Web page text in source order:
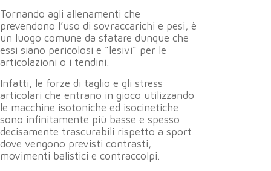
Tornando agli allenamenti che
prevendono l’uso di sovraccarichi e pesi, è
un luogo comune da sfatare dunque che
essi siano pericolosi e “lesivi” per le
articolazioni o i tendini.
Infatti, le forze di taglio e gli stress
articolari che entrano in gioco utilizzando
le macchine isotoniche ed isocinetiche
sono infinitamente più basse e spesso
decisamente trascurabili rispetto a sport
dove vengono previsti contrasti,
movimenti balistici e contraccolpi.